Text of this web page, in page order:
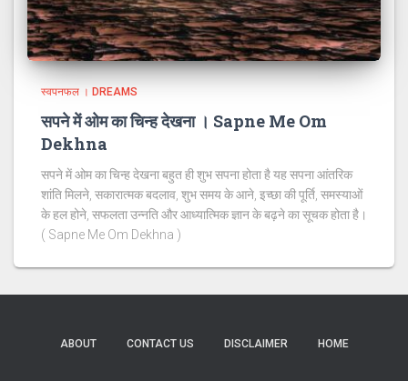
स्वपनफल । DREAMS
सपने में ओम का चिन्ह देखना । Sapne Me Om
Dekhna
सपने में ओम का चिन्ह देखना बहुत ही शुभ सपना होता है यह सपना आंतरिक
शांति मिलने, सकारात्मक बदलाव, शुभ समय के आने, इच्छा की पूर्ति, समस्याओं
के हल होने, सफलता उन्नति और आध्यात्मिक ज्ञान के बढ़ने का सूचक होता है।
( Sapne Me Om Dekhna )
ABOUT CONTACT US DISCLAIMER HOME